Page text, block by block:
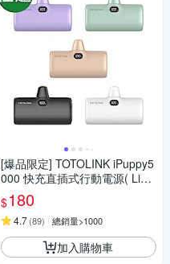
[爆品限定] TOTOLINK iPuppy5
000 快充直插式行動電源( Light
ning/Type-C )
$180
4.7(89) 總銷量>1000
加入購物車